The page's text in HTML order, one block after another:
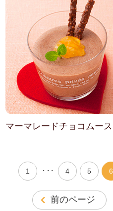
マーマレードチョコムース
前のページ
1 ・・・ 4 5 6